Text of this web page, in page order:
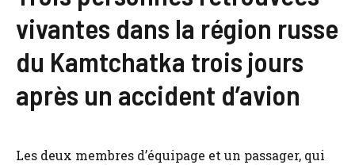
vivantes dans la région russe
du Kamtchatka trois jours
après un accident d’avion
Les deux membres d’équipage et un passager, qui